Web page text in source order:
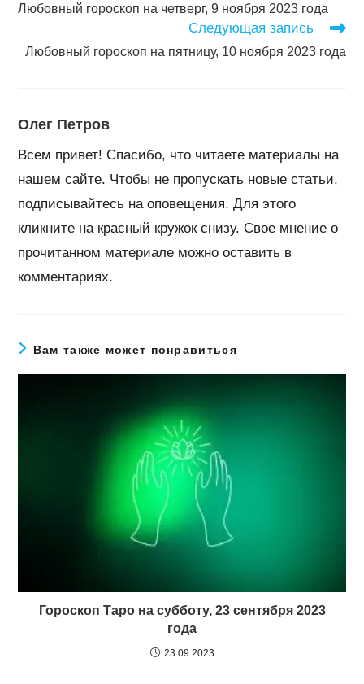
статьи
Любовный гороскоп на четверг, 9 ноября 2023 года
Следующая запись
Любовный гороскоп на пятницу, 10 ноября 2023 года
Олег Петров
Всем привет! Спасибо, что читаете материалы на
нашем сайте. Чтобы не пропускать новые статьи,
подписывайтесь на оповещения. Для этого
кликните на красный кружок снизу. Свое мнение о
прочитанном материале можно оставить в
комментариях.
Вам также может понравиться
Гороскоп Таро на субботу, 23 сентября 2023
года
23.09.2023